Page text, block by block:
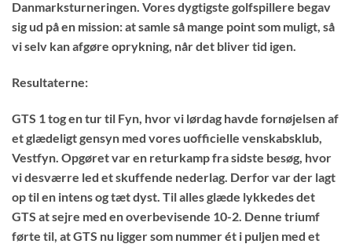
Danmarksturneringen. Vores dygtigste golfspillere begav
sig ud på en mission: at samle så mange point som muligt, så
vi selv kan afgøre oprykning, når det bliver tid igen.
Resultaterne:
GTS 1tog en tur til Fyn, hvor vi lørdag havde fornøjelsen af
et glædeligt gensyn med vores uofficielle venskabsklub,
Vestfyn. Opgøret var en returkamp fra sidste besøg, hvor
vi desværre led et skuffende nederlag. Derfor var der lagt
op til en intens og tæt dyst. Til alles glæde lykkedes det
GTS at sejre med en overbevisende 10-2. Denne triumf
førte til, at GTS nu ligger som nummer ét i puljen med et